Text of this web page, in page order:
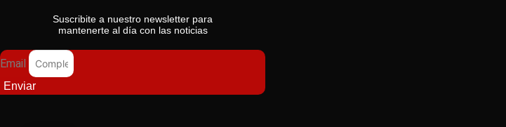
Suscribite a nuestro newsletter para
mantenerte al día con las noticias
Email
Enviar